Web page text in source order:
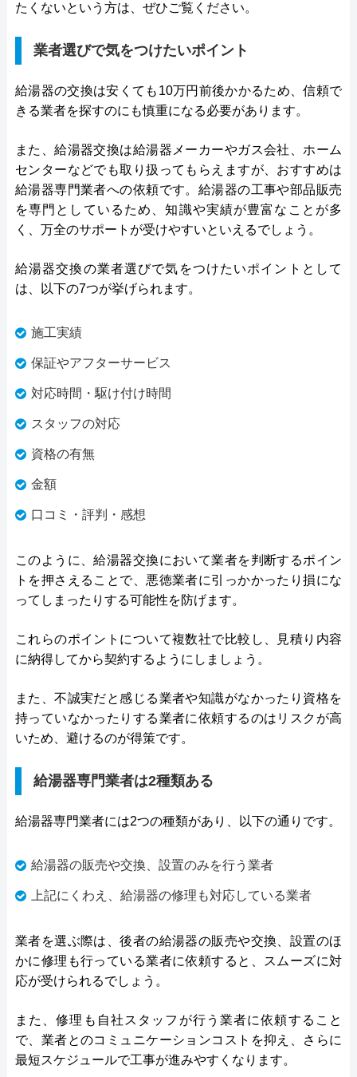
たくないという方は、ぜひご覧ください。
業者選びで気をつけたいポイント
給湯器の交換は安くても10万円前後かかるため、信頼で
きる業者を探すのにも慎重になる必要があります。
また、給湯器交換は給湯器メーカーやガス会社、ホーム
センターなどでも取り扱ってもらえますが、おすすめは
給湯器専門業者への依頼です。給湯器の工事や部品販売
を専門としているため、知識や実績が豊富なことが多
く、万全のサポートが受けやすいといえるでしょう。
給湯器交換の業者選びで気をつけたいポイントとして
は、以下の7つが挙げられます。
施工実績
保証やアフターサービス
対応時間・駆け付け時間
スタッフの対応
資格の有無
金額
口コミ・評判・感想
このように、給湯器交換において業者を判断するポイン
トを押さえることで、悪徳業者に引っかかったり損にな
ってしまったりする可能性を防げます。
これらのポイントについて複数社で比較し、見積り内容
に納得してから契約するようにしましょう。
また、不誠実だと感じる業者や知識がなかったり資格を
持っていなかったりする業者に依頼するのはリスクが高
いため、避けるのが得策です。
給湯器専門業者は2種類ある
給湯器専門業者には2つの種類があり、以下の通りです。
給湯器の販売や交換、設置のみを行う業者
上記にくわえ、給湯器の修理も対応している業者
業者を選ぶ際は、後者の給湯器の販売や交換、設置のほ
かに修理も行っている業者に依頼すると、スムーズに対
応が受けられるでしょう。
また、修理も自社スタッフが行う業者に依頼すること
で、業者とのコミュニケーションコストを抑え、さらに
最短スケジュールで工事が進みやすくなります。